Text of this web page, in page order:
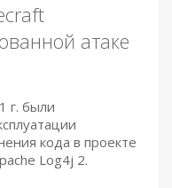
атаке
г. были
кода в проекте
Log4j 2.